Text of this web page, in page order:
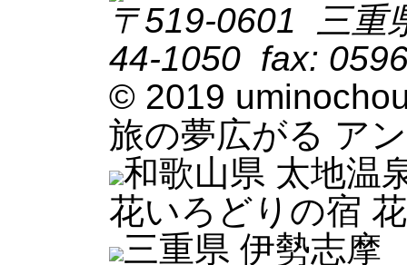
〒519-0601 三重
44-1050 fax:
© 2019
旅の夢広がる ア
和歌山県 太地温
花いろどりの宿
三重県 伊勢志摩